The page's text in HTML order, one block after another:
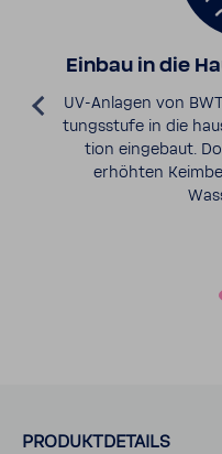
Einbau in die
UV-​Anlagen von
tungs­stufe in die
tion einge­baut.
erhöhten
PRODUKT­DE­TAILS